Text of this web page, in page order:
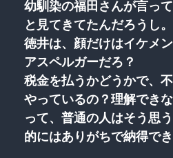
幼馴染の福田さんが言っ
と見てきてたんだろうし。
徳井は、顔だけはイケメ
アスペルガーだろ？
税金を払うかどうかで、
やっているの？理解でき
って、普通の人はそう思
的にはありがちで納得でき